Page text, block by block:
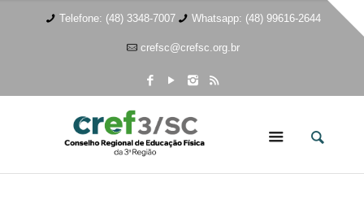
Telefone: (48) 3348-7007 Whatsapp: (48) 99616-2644
crefsc@crefsc.org.br